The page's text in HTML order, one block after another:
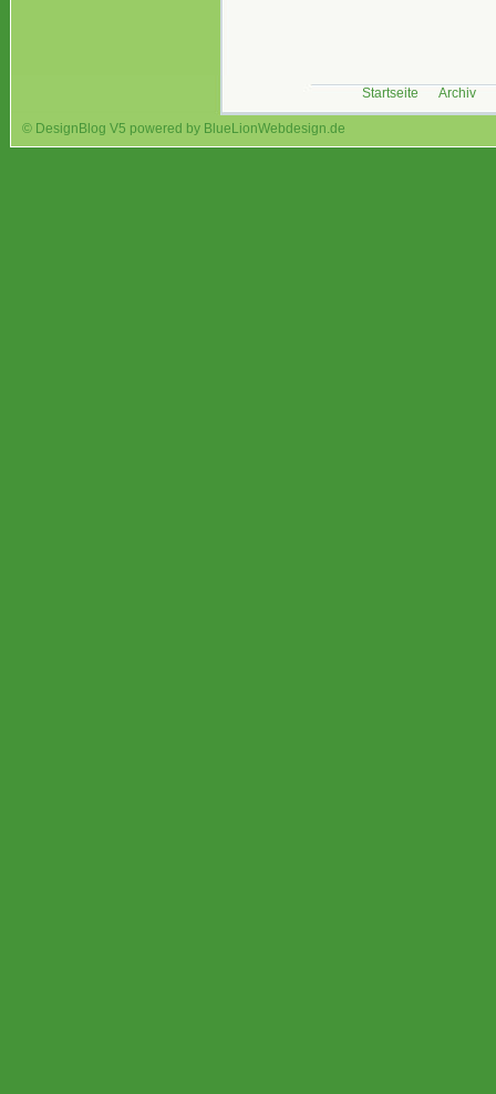
Startseite Archiv
© DesignBlog V5 powered by BlueLionWebdesign.de